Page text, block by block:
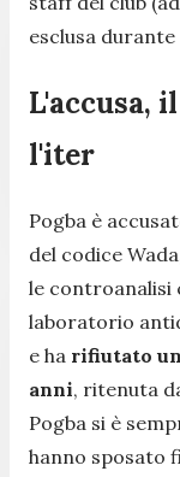
esclusa
L'accusa,
l'iter
Pogba è
del codice
le controanalisi
laboratorio
e ha rifiutato
anni, ritenuta
Pogba si è
hanno sposato